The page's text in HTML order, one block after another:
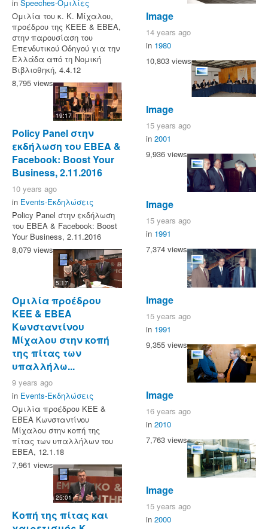
in Speeches-Ομιλίες
Ομιλία του κ. Κ. Μίχαλου,
προέδρου της ΚΕΕΕ & ΕΒΕΑ,
στην παρουσίαση του
Επενδυτικού Οδηγού για την
Ελλάδα από τη Νομική
Βιβλιοθηκή, 4.4.12
8,795 views
19:17
Policy Panel στην
εκδήλωση του ΕΒΕΑ &
Facebook: Boost Your
Business, 2.11.2016
10 years ago
in Events-Εκδηλώσεις
Policy Panel στην εκδήλωση
του ΕΒΕΑ & Facebook: Boost
Your Business, 2.11.2016
8,079 views
5:17
Ομιλία προέδρου
ΚΕΕ & ΕΒΕΑ
Κωνσταντίνου
Μίχαλου στην κοπή
της πίτας των
υπαλλήλω...
9 years ago
in Events-Εκδηλώσεις
Ομιλία προέδρου ΚΕΕ &
ΕΒΕΑ Κωνσταντίνου
Μίχαλου στην κοπή της
πίτας των υπαλλήλων του
ΕΒΕΑ, 12.1.18
7,961 views
25:01
Κοπή της πίτας και
Image
14 years ago
in 1980
10,803 views
Image
15 years ago
in 2001
9,936 views
Image
15 years ago
in 1991
7,374 views
Image
15 years ago
in 1991
9,355 views
Image
16 years ago
in 2010
7,763 views
Image
15 years ago
in 2000